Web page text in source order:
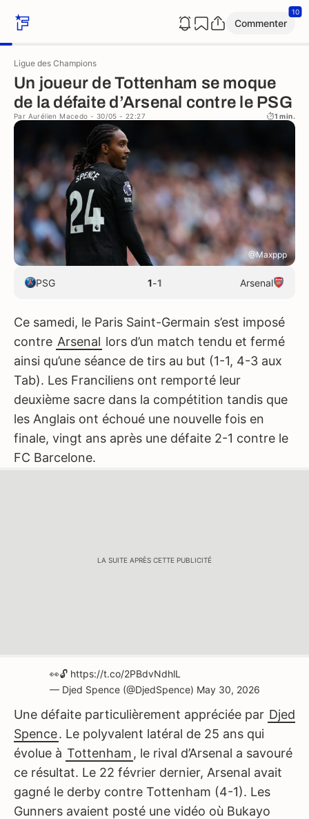
Commenter
10
Ligue des Champions
Un joueur de Tottenham se moque
de la défaite d’Arsenal contre le PSG
Par Aurélien Macedo - 30/05 - 22:27 1 min.
@Maxppp
PSG 1-1 Arsenal
Ce samedi, le Paris Saint-Germain s’est imposé
contre Arsenal lors d’un match tendu et fermé
ainsi qu’une séance de tirs au but (1-1, 4-3 aux
Tab). Les Franciliens ont remporté leur
deuxième sacre dans la compétition tandis que
les Anglais ont échoué une nouvelle fois en
finale, vingt ans après une défaite 2-1 contre le
FC Barcelone.
LA SUITE APRÈS CETTE PUBLICITÉ
👀🔓 https://t.co/2PBdvNdhlL
— Djed Spence (@DjedSpence) May 30, 2026
Une défaite particulièrement appréciée par Djed
Spence. Le polyvalent latéral de 25 ans qui
évolue à Tottenham , le rival d’Arsenal a savouré
ce résultat. Le 22 février dernier, Arsenal avait
gagné le derby contre Tottenham (4-1). Les
Gunners avaient posté une vidéo où Bukayo